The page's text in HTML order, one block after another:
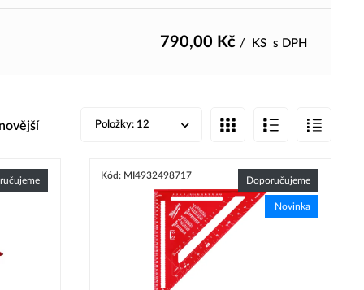
790,00 Kč / KS s DPH
Položky: 12
Kód: MI4932498717 Doporučujeme
Novinka